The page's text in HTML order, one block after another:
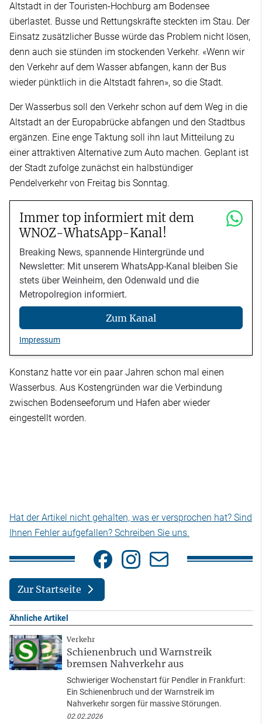
Altstadt in der Touristen-Hochburg am Bodensee
überlastet. Busse und Rettungskräfte steckten im Stau. Der
Einsatz zusätzlicher Busse würde das Problem nicht lösen,
denn auch sie stünden im stockenden Verkehr. «Wenn wir
den Verkehr auf dem Wasser abfangen, kann der Bus
wieder pünktlich in die Altstadt fahren», so die Stadt.
Der Wasserbus soll den Verkehr schon auf dem Weg in die
Altstadt an der Europabrücke abfangen und den Stadtbus
ergänzen. Eine enge Taktung soll ihn laut Mitteilung zu
einer attraktiven Alternative zum Auto machen. Geplant ist
der Stadt zufolge zunächst ein halbstündiger
Pendelverkehr von Freitag bis Sonntag.
Immer top informiert mit dem
WNOZ-WhatsApp-Kanal!
Breaking News, spannende Hintergründe und
Newsletter: Mit unserem WhatsApp-Kanal bleiben Sie
stets über Weinheim, den Odenwald und die
Metropolregion informiert.
Zum Kanal
Impressum
Konstanz hatte vor ein paar Jahren schon mal einen
Wasserbus. Aus Kostengründen war die Verbindung
zwischen Bodenseeforum und Hafen aber wieder
eingestellt worden.
Hat der Artikel nicht gehalten, was er versprochen hat? Sind
Ihnen Fehler aufgefallen? Schreiben Sie uns.
Zur Startseite
Ähnliche Artikel
Verkehr
Schienenbruch und Warnstreik
bremsen Nahverkehr aus
Schwieriger Wochenstart für Pendler in Frankfurt:
Ein Schienenbruch und der Warnstreik im
Nahverkehr sorgen für massive Störungen.
02.02.2026